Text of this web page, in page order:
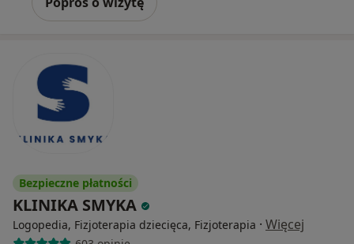
Bezpieczne płatności
KLINIKA SMYKA
Logopedia, Fizjoterapia dziecięca, Fizjoterapia · Więcej